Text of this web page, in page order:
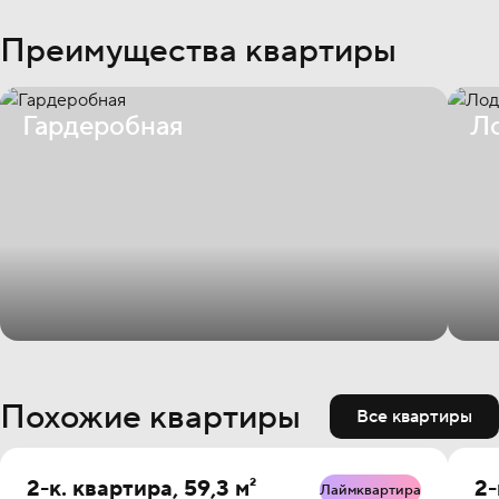
Преимущества квартиры
Гардеробная
Похожие квартиры Все квартиры
2-к. квартира, 59,3 м² Лаймквартира